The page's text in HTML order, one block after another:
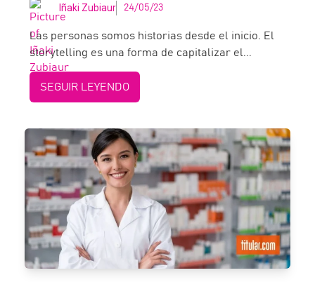
Iñaki Zubiaur 24/05/23
Las personas somos historias desde el inicio. El
storytelling es una forma de capitalizar el...
SEGUIR LEYENDO